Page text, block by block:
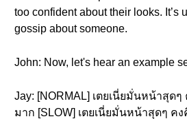
too confident about their looks. It’s
gossip about someone.
John: Now, let's hear an example
Jay: [NORMAL] เตยเนี่ยมั่นหน้าสุดๆ
มาก [SLOW] เตยเนี่ยมั่นหน้าสุดๆ ค